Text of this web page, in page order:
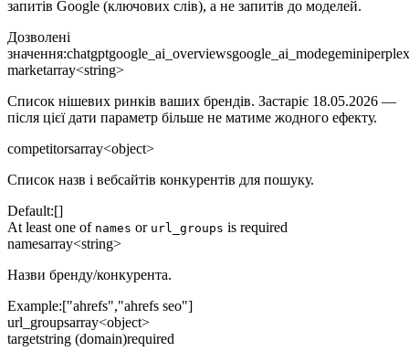
запитів Google (ключових слів), а не запитів до моделей.
Дозволені
значення:chatgptgoogle_ai_overviewsgoogle_ai_modegemini
marketarray<string>
Список нішевих ринків ваших брендів. Застаріє 18.05.2026 —
після цієї дати параметр більше не матиме жодного ефекту.
competitorsarray<object>
Список назв і вебсайтів конкурентів для пошуку.
Default:[]
At least one of names or url_groups is required
namesarray<string>
Назви бренду/конкурента.
Example:["ahrefs","ahrefs seo"]
url_groupsarray<object>
targetstring (domain)required